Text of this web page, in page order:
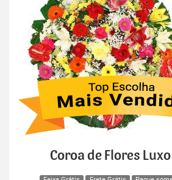
Coroa de Flores